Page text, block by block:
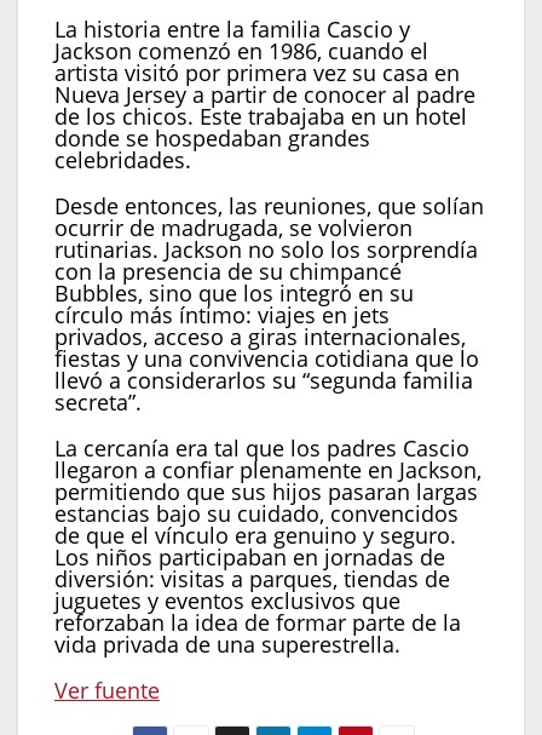
La historia entre la familia Cascio y
Jackson comenzó en 1986, cuando el
artista visitó por primera vez su casa en
Nueva Jersey a partir de conocer al padre
de los chicos. Este trabajaba en un hotel
donde se hospedaban grandes
celebridades.
Desde entonces, las reuniones, que solían
ocurrir de madrugada, se volvieron
rutinarias. Jackson no solo los sorprendía
con la presencia de su chimpancé
Bubbles, sino que los integró en su
círculo más íntimo: viajes en jets
privados, acceso a giras internacionales,
fiestas y una convivencia cotidiana que lo
llevó a considerarlos su “segunda familia
secreta”.
La cercanía era tal que los padres Cascio
llegaron a confiar plenamente en Jackson,
permitiendo que sus hijos pasaran largas
estancias bajo su cuidado, convencidos
de que el vínculo era genuino y seguro.
Los niños participaban en jornadas de
diversión: visitas a parques, tiendas de
juguetes y eventos exclusivos que
reforzaban la idea de formar parte de la
vida privada de una superestrella.
Ver fuente